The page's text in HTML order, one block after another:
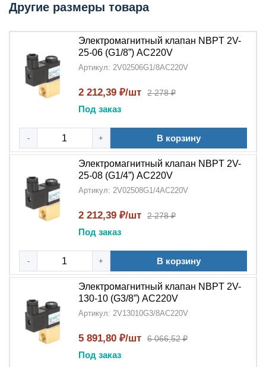
Другие размеры товара
Электромагнитный клапан NBPT 2V-
25-06 (G1/8”) АC220V
Артикул: 2V02506G1/8AC220V
2 212,39 ₽/шт 2 278 ₽
Под заказ
- + В корзину
Электромагнитный клапан NBPT 2V-
25-08 (G1/4”) АC220V
Артикул: 2V02508G1/4AC220V
2 212,39 ₽/шт 2 278 ₽
Под заказ
- + В корзину
Электромагнитный клапан NBPT 2V-
130-10 (G3/8”) АC220V
Артикул: 2V13010G3/8AC220V
5 891,80 ₽/шт 6 066,52 ₽
Под заказ